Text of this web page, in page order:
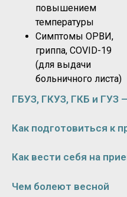
повышением
температуры
Симптомы ОРВИ,
гриппа, COVID-19
(для выдачи
больничного листа)
ГБУЗ, ГКУЗ, ГКБ и ГУЗ
Как подготовиться к
Как вести себя на
Чем болеют весной